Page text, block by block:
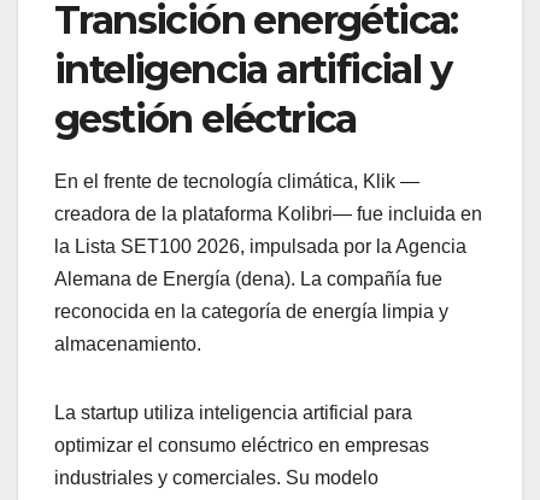
Transición energética:
inteligencia artificial y
gestión eléctrica
En el frente de tecnología climática, Klik —
creadora de la plataforma Kolibri— fue incluida en
la Lista SET100 2026, impulsada por la Agencia
Alemana de Energía (dena). La compañía fue
reconocida en la categoría de energía limpia y
almacenamiento.
La startup utiliza inteligencia artificial para
optimizar el consumo eléctrico en empresas
industriales y comerciales. Su modelo